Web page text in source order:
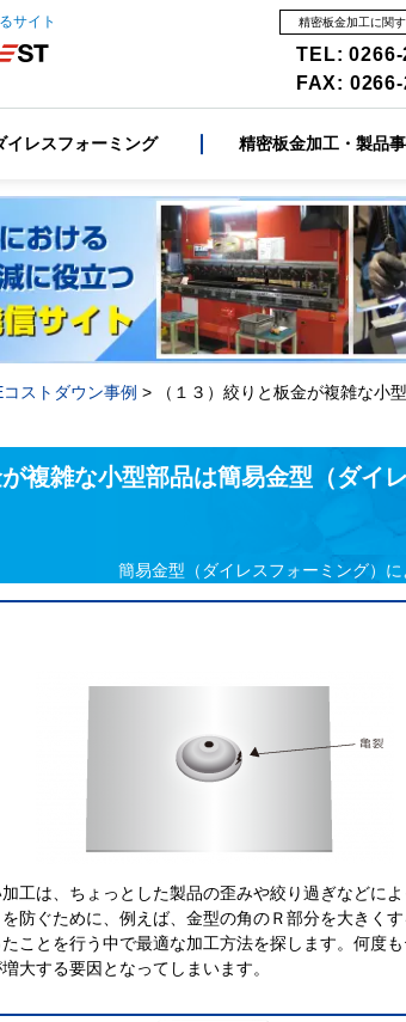
サイト
精密板金加工に関
TEL:
FAX:
イレスフォーミング 精密板金加工・製品
ストダウン事例 > （１３）絞りと板金が複雑な小
複雑な小型部品は簡易金型（ダイ
簡易金型（ダイレスフォーミング）
工は、ちょっとした製品の歪みや絞り過ぎなどに
防ぐために、例えば、金型の角のＲ部分を大きく
ことを行う中で最適な加工方法を探します。何度
大する要因となってしまいます。